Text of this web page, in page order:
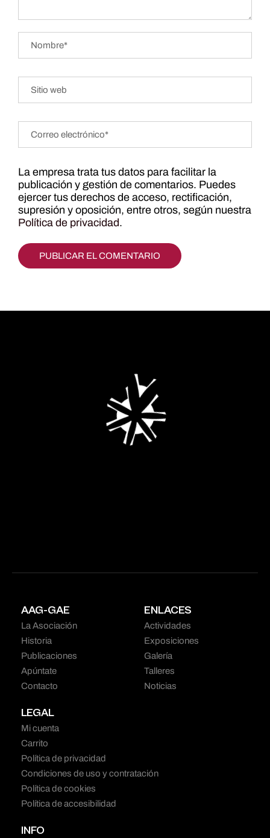
La empresa trata tus datos para facilitar la
publicación y gestión de comentarios. Puedes
ejercer tus derechos de acceso, rectificación,
supresión y oposición, entre otros, según nuestra
Política de privacidad.
AAG-GAE
La Asociación
Historia
Publicaciones
Apúntate
Contacto
ENLACES
Actividades
Exposiciones
Galería
Talleres
Noticias
LEGAL
Mi cuenta
Carrito
Política de privacidad
Condiciones de uso y contratación
Política de cookies
Política de accesibilidad
INFO